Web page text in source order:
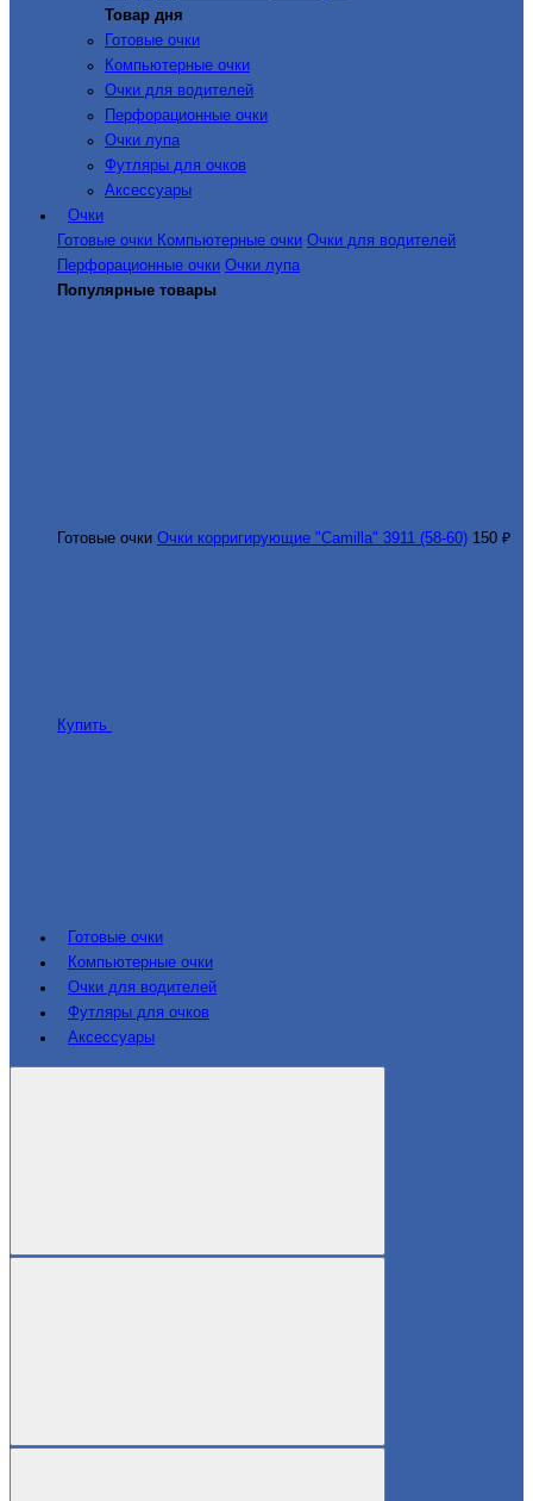
Товар дня
Готовые очки
Компьютерные очки
Очки для водителей
Перфорационные очки
Очки лупа
Футляры для очков
Аксессуары
Очки
Готовые очки Компьютерные очки Очки для водителей
Перфорационные очки Очки лупа
Популярные товары
Готовые очки Очки корригирующие "Camilla" 3911 (58-60) 150 ₽
Купить
Готовые очки
Компьютерные очки
Очки для водителей
Футляры для очков
Аксессуары